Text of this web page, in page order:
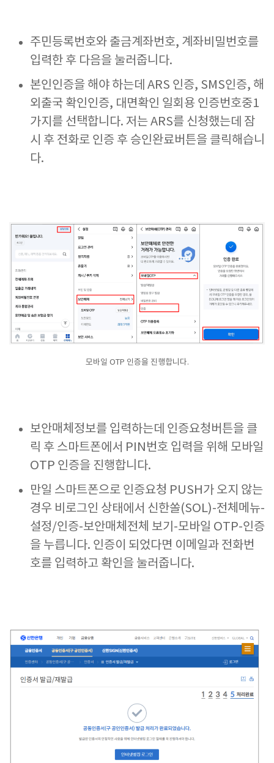
주민등록번호와 출금계좌번호, 계좌비밀번호를
입력한 후 다음을 눌러줍니다.
본인인증을 해야 하는데 ARS 인증, SMS인증, 해
외출국 확인인증, 대면확인 일회용 인증번호중1
가지를 선택합니다. 저는 ARS를 신청했는데 잠
시 후 전화로 인증 후 승인완료버튼을 클릭해습니
다.
모바일 OTP 인증을 진행합니다.
보안매체정보를 입력하는데 인증요청버튼을 클
릭 후 스마트폰에서 PIN번호 입력을 위해 모바일
OTP 인증을 진행합니다.
만일 스마트폰으로 인증요청 PUSH가 오지 않는
경우 비로그인 상태에서 신한쏠(SOL)-전체메뉴-
설정/인증-보안매체전체 보기-모바일 OTP-인증
을 누릅니다. 인증이 되었다면 이메일과 전화번
호를 입력하고 확인을 눌러줍니다.